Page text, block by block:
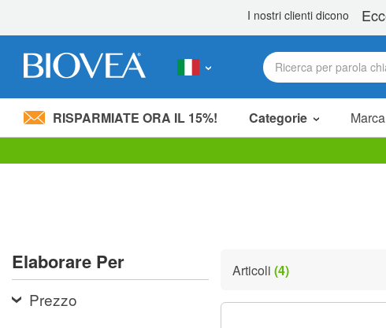
Nota:
accessibilità.
Premi
Control-
RISPARMIATE ORA IL 15%! Categorie Marca
Elaborare Per
Prezzo
Articoli (4)